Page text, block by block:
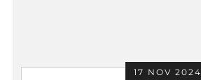
17 NOV 2024